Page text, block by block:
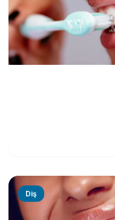
Diş